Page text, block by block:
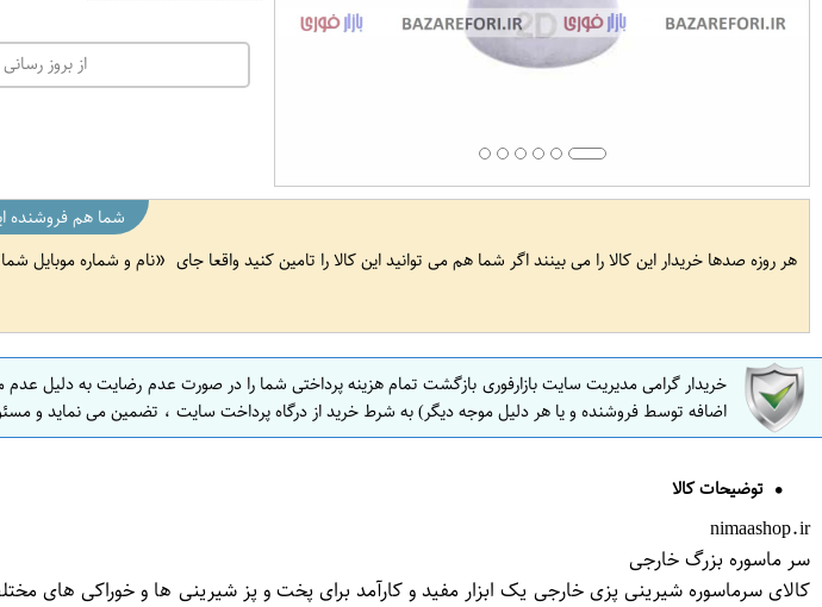
از بروز
شما هم فروشنده
هر روزه صدها خریدار این کالا را می بینند اگر شما هم می توانید این کالا را تامین کنید واقعا جای
نام و شماره موبایل شما
خریدار گرامی مدیریت سایت بازارفوری بازگشت تمام هزینه پرداختی شما را در صورت عدم رضایت به دلیل
اضافه توسط فروشنده و یا هر دلیل موجه دیگر) به شرط خرید از درگاه پرداخت سایت ، تضمین می نماید و
توضیحات کالا
nimaashop.ir
سر ماسوره بزرگ خارجی
کالای سرماسوره شیرینی پزی خارجی یک ابزار مفید و کارآمد برای پخت و پز شیرینی ها و خوراکی